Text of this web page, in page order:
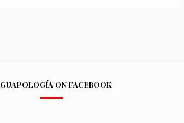
GUAPOLOGÍA ON FACEBOOK